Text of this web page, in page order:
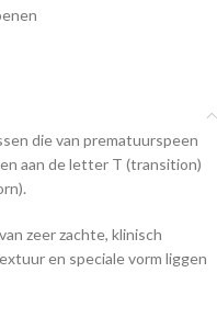
die van prematuurspeen
aan de letter T (transition)
zeer zachte, klinisch
en speciale vorm liggen